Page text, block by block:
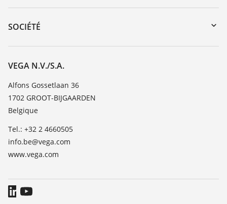
DTM Collection/PACTware
Retour d'appareil
Formations
TeamViewer
SOCIÉTÉ
Carrière
À propos de VEGA
Contact
News
Presse
Blog
VEGA N.V./S.A.
Alfons Gossetlaan 36
1702 GROOT-BIJGAARDEN
Belgique
Tel.: +32 2 4660505
info.be@vega.com
www.vega.com